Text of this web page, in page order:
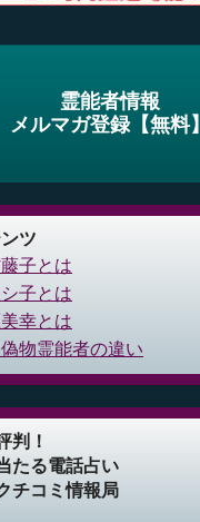
霊能者情報
メルマガ登録【無料】
ツ
子とは
子とは
幸とは
物霊能者の違い
判！
たる電話占い
チコミ情報局